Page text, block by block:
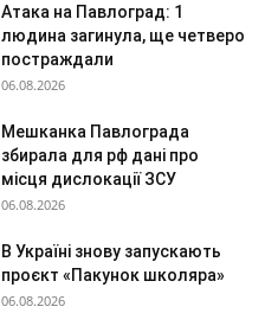
Атака на Павлоград: 1
людина загинула, ще четверо
постраждали
06.08.2026
Мешканка Павлограда
збирала для рф дані про
місця дислокації ЗСУ
06.08.2026
В Україні знову запускають
проєкт «Пакунок школяра»
06.08.2026